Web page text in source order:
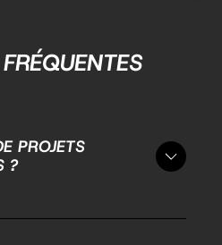
PROJETS
?